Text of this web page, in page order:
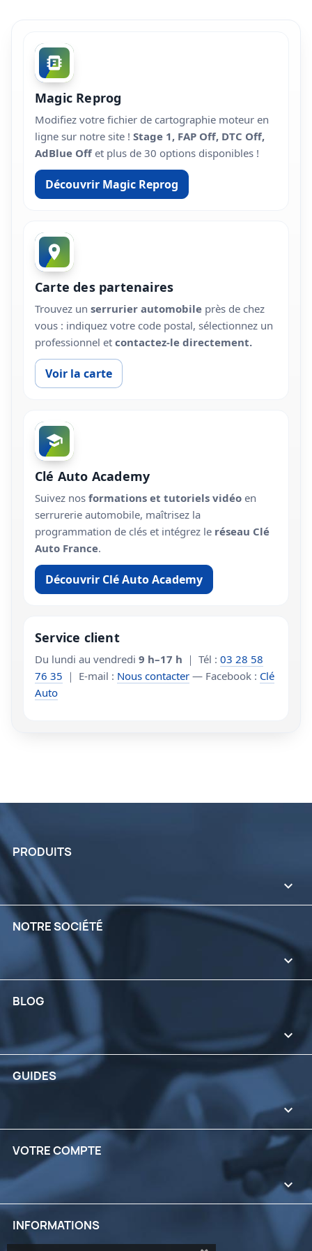
Magic Reprog
Modifiez votre fichier de cartographie moteur en
ligne sur notre site ! Stage 1, FAP Off, DTC Off,
AdBlue Off et plus de 30 options disponibles !
Découvrir Magic Reprog
Carte des partenaires
Trouvez un serrurier automobile près de chez
vous : indiquez votre code postal, sélectionnez un
professionnel et contactez-le directement.
Voir la carte
Clé Auto Academy
Suivez nos formations et tutoriels vidéo en
serrurerie automobile, maîtrisez la
programmation de clés et intégrez le réseau Clé
Auto France.
Découvrir Clé Auto Academy
Service client
Du lundi au vendredi 9 h–17 h ｜ Tél : 03 28 58
76 35 ｜ E-mail : Nous contacter — Facebook : Clé
Auto
PRODUITS

NOTRE SOCIÉTÉ

BLOG

GUIDES

VOTRE COMPTE

INFORMATIONS